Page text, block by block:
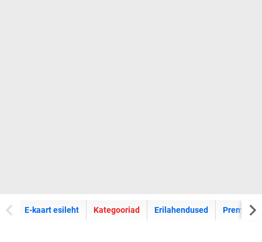
E-kaart esileht E-kaartide
Kategooriad Erilahendused Premium